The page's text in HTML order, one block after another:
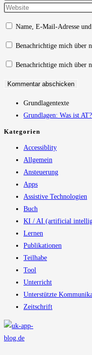
Namen
Benutzernamen
zum
ein
deine
Adresse
Kommentieren
ein
Gib
URL
(optional)
Name, E-Mail-Adresse
Benachrichtige mich über
Benachrichtige mich über
Grundlagentexte
Grundlagen: Was ist AT?
Kategorien
Accessiblity
Allgemein
Ansteuerung
Apps
Assistive Technologien
Buch
KI / AI (artificial
Lernen
Publikationen
Teilhabe
Tool
Unterricht
Unterstützte
Zeitschrift